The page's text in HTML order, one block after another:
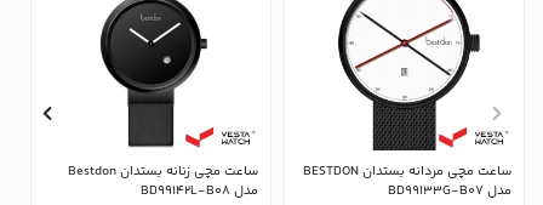
ساعت مچی مردانه بستدان BESTDON
مدل BD99133G-B07
ساعت مچی زنانه بستدان Bestdon
مدل BD99142L-B08